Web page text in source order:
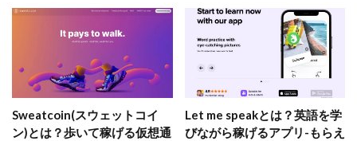
Sweatcoin(スウェットコイ
ン)とは？歩いて稼げる仮想通
Let me speakとは？英語を学
びながら稼げるアプリ-もらえ